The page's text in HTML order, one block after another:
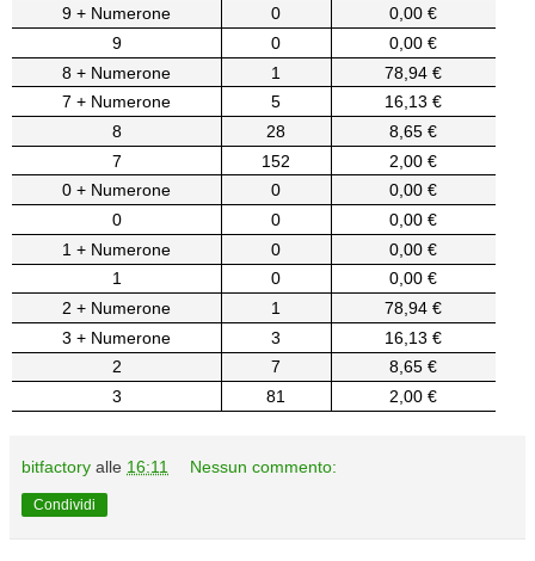
9 + Numerone
0
0,00 €
9
0
0,00 €
8 + Numerone
1
78,94 €
7 + Numerone
5
16,13 €
8
28
8,65 €
7
152
2,00 €
0 + Numerone
0
0,00 €
0
0
0,00 €
1 + Numerone
0
0,00 €
1
0
0,00 €
2 + Numerone
1
78,94 €
3 + Numerone
3
16,13 €
2
7
8,65 €
3
81 2,00 €
bitfactory alle 16:11 Nessun commento:
Condividi